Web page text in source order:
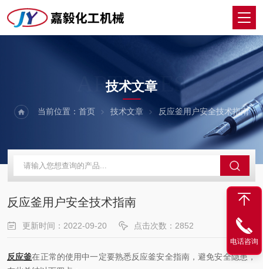
ARTICLES
技术文章
当前位置： 首页 技术文章 反应釜用户安全技术指南
反应釜用户安全技术指南
更新时间：2022-09-20 点击次数：2852
反应釜在正常的使用中一定要熟悉反应釜安全指南，避免安全隐患，
电话咨询